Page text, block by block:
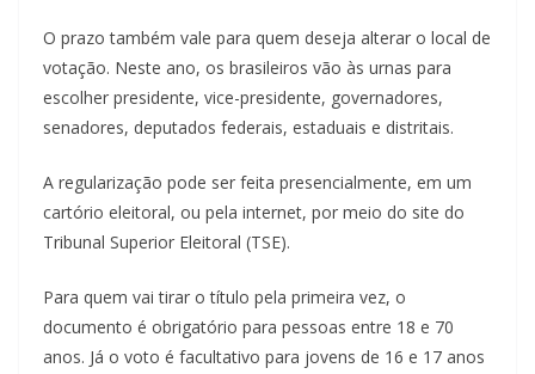
O prazo também vale para quem deseja alterar o local de
votação. Neste ano, os brasileiros vão às urnas para
escolher presidente, vice-presidente, governadores,
senadores, deputados federais, estaduais e distritais.
A regularização pode ser feita presencialmente, em um
cartório eleitoral, ou pela internet, por meio do site do
Tribunal Superior Eleitoral (TSE).
Para quem vai tirar o título pela primeira vez, o
documento é obrigatório para pessoas entre 18 e 70
anos. Já o voto é facultativo para jovens de 16 e 17 anos